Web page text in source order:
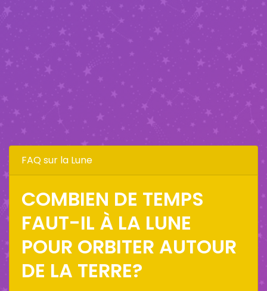
FAQ sur la Lune
COMBIEN DE TEMPS
FAUT-IL À LA LUNE
POUR ORBITER AUTOUR
DE LA TERRE?